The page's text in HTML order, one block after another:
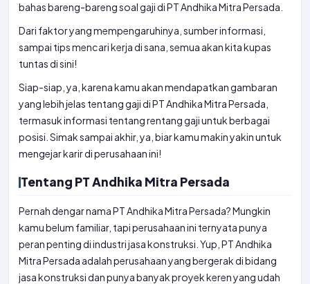
bahas bareng-bareng soal gaji di PT Andhika Mitra Persada.
Dari faktor yang mempengaruhinya, sumber informasi,
sampai tips mencari kerja di sana, semua akan kita kupas
tuntas di sini!
Siap-siap, ya, karena kamu akan mendapatkan gambaran
yang lebih jelas tentang gaji di PT Andhika Mitra Persada,
termasuk informasi tentang rentang gaji untuk berbagai
posisi. Simak sampai akhir, ya, biar kamu makin yakin untuk
mengejar karir di perusahaan ini!
Tentang PT Andhika Mitra Persada
Pernah dengar nama PT Andhika Mitra Persada? Mungkin
kamu belum familiar, tapi perusahaan ini ternyata punya
peran penting di industri jasa konstruksi. Yup, PT Andhika
Mitra Persada adalah perusahaan yang bergerak di bidang
jasa konstruksi dan punya banyak proyek keren yang udah